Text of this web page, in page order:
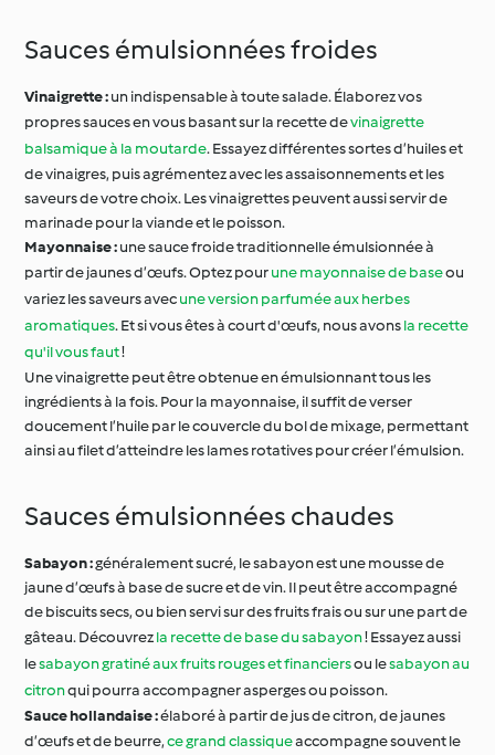
Sauces émulsionnées froides
Vinaigrette :un indispensable à toute salade. Élaborez vos
propres sauces en vous basant sur la recette devinaigrette
balsamique à la moutarde. Essayez différentes sortes d’huiles et
de vinaigres, puis agrémentez avec les assaisonnements et les
saveurs de votre choix. Les vinaigrettes peuvent aussi servir de
marinade pour la viande et le poisson.
Mayonnaise :une sauce froide traditionnelle émulsionnée à
partir de jaunes d’œufs. Optez pourune mayonnaise de baseou
variez les saveurs avecune version parfumée aux herbes
aromatiques. Et si vous êtes à court d'œufs, nous avonsla recette
qu'il vous faut!
Une vinaigrette peut être obtenue en émulsionnant tous les
ingrédients à la fois. Pour la mayonnaise, il suffit de verser
doucement l’huile par le couvercle du bol de mixage, permettant
ainsi au filet d’atteindre les lames rotatives pour créer l’émulsion.
Sauces émulsionnées chaudes
Sabayon :généralement sucré, le sabayon est une mousse de
jaune d’œufs à base de sucre et de vin. Il peut être accompagné
de biscuits secs, ou bien servi sur des fruits frais ou sur une part de
gâteau. Découvrezla recette de base du sabayon! Essayez aussi
lesabayon gratiné aux fruits rouges et financiersou lesabayon au
citronqui pourra accompagner asperges ou poisson.
Sauce hollandaise :élaboré à partir de jus de citron, de jaunes
d’œufs et de beurre,ce grand classiqueaccompagne souvent le